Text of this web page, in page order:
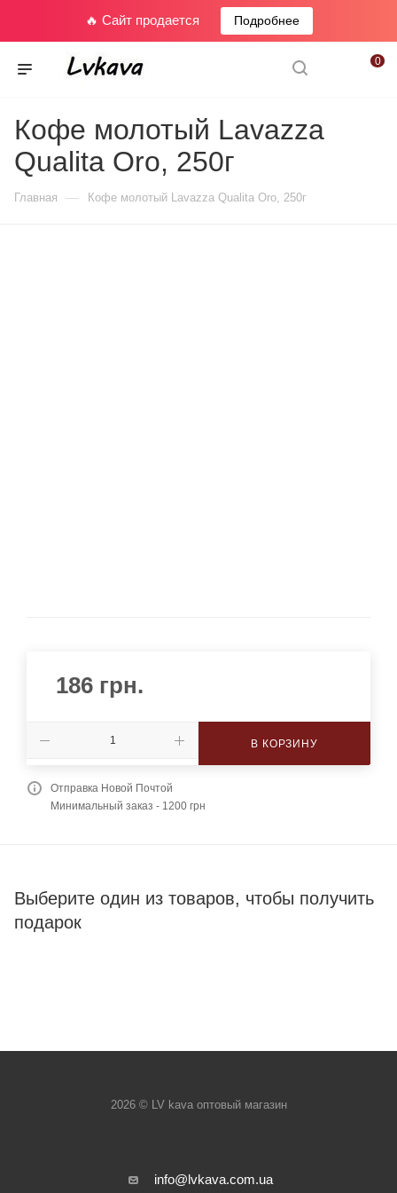
🔥 Сайт продается Подробнее
0
Кофе молотый Lavazza
Qualita Oro, 250г
Главная — Кофе молотый Lavazza Qualita Oro, 250г
186 грн.
В КОРЗИНУ
Отправка Новой Почтой
Минимальный заказ - 1200 грн
Выберите один из товаров, чтобы получить
подарок
2026 © LV kava оптовый магазин
info@lvkava.com.ua